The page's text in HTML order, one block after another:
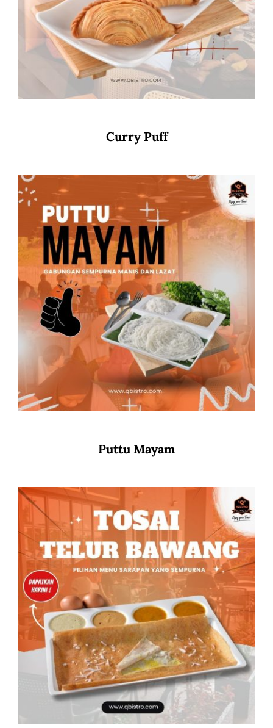
Curry Puff
Puttu Mayam